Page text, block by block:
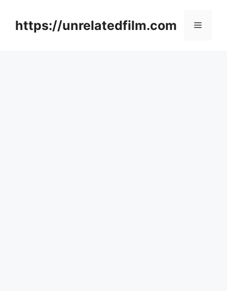
contenthttps://unrelatedfilm.com Menu